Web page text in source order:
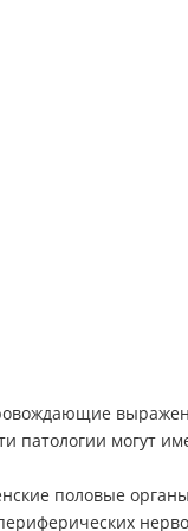
патологии могут
половые органы